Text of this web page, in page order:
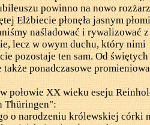
powinno na nowo
Elżbiecie płonęła jasnym
naśladować i rywalizować
lecz w owym duchu, który nimi
pozostaje ten sam. Od
ponadczasowe
połowie XX wieku eseju
Thüringen":
o narodzeniu królewskiej córki